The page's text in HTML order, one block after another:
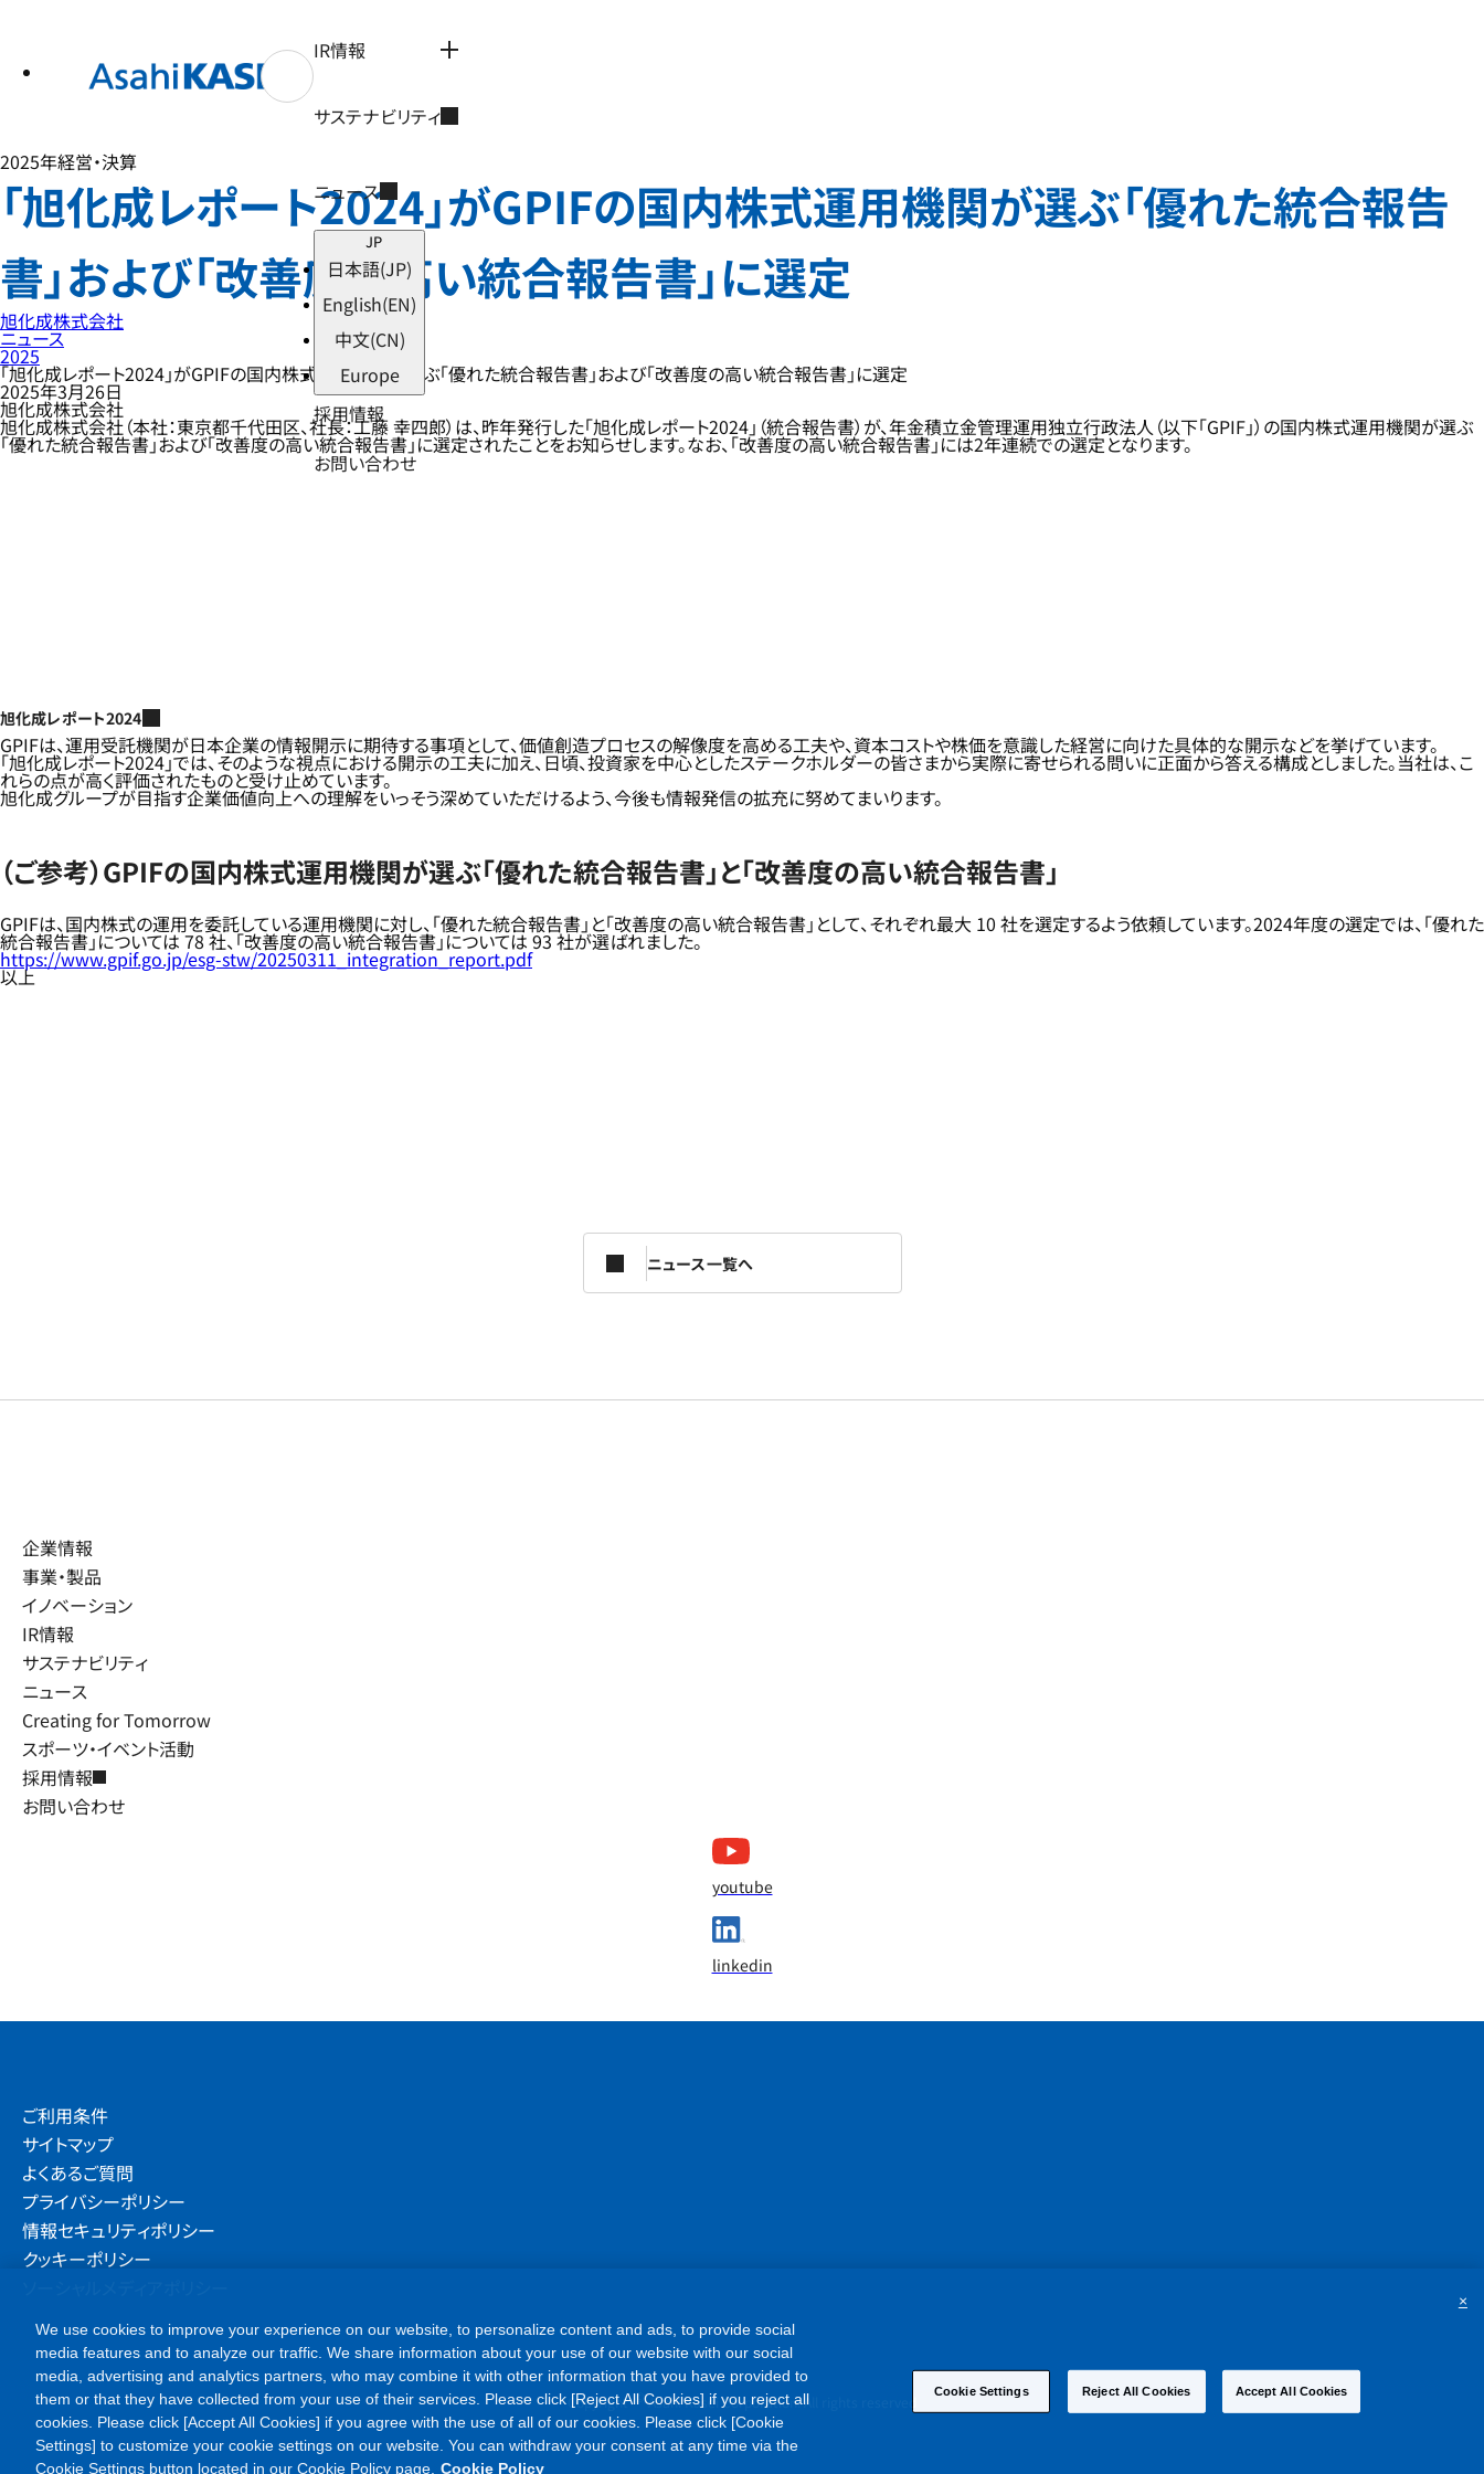
IR情報
サステナビリティ
ニュース
JP
日本語(JP)
English(EN)
中文(CN)
Europe
採用情報
お問い合わせ
2025年経営・決算
「旭化成レポート2024」がGPIFの国内株式運用機関が選ぶ「優れた統合報告
書」および「改善度の高い統合報告書」に選定
旭化成株式会社
ニュース
2025
「旭化成レポート2024」がGPIFの国内株式運用機関が選ぶ「優れた統合報告書」および「改善度の高い統合報告書」に選定
2025年3月26日
旭化成株式会社
旭化成株式会社（本社：東京都千代田区、社長：工藤 幸四郎）は、昨年発行した「旭化成レポート2024」（統合報告書）が、年金積立金管理運用独立行政法人（以下「GPIF」）の国内株式運用機関が選ぶ
「優れた統合報告書」および「改善度の高い統合報告書」に選定されたことをお知らせします。なお、「改善度の高い統合報告書」には2年連続での選定となります。
旭化成レポート2024
GPIFは、運用受託機関が日本企業の情報開示に期待する事項として、価値創造プロセスの解像度を高める工夫や、資本コストや株価を意識した経営に向けた具体的な開示などを挙げています。
「旭化成レポート2024」では、そのような視点における開示の工夫に加え、日頃、投資家を中心としたステークホルダーの皆さまから実際に寄せられる問いに正面から答える構成としました。当社は、こ
れらの点が高く評価されたものと受け止めています。
旭化成グループが目指す企業価値向上への理解をいっそう深めていただけるよう、今後も情報発信の拡充に努めてまいります。
（ご参考）GPIFの国内株式運用機関が選ぶ「優れた統合報告書」と「改善度の高い統合報告書」
GPIFは、国内株式の運用を委託している運用機関に対し、「優れた統合報告書」と「改善度の高い統合報告書」として、それぞれ最大 10 社を選定するよう依頼しています。2024年度の選定では、「優れた
統合報告書」については 78 社、「改善度の高い統合報告書」については 93 社が選ばれました。
https://www.gpif.go.jp/esg-stw/20250311_integration_report.pdf
以上
ニュース一覧へ
企業情報
事業・製品
イノベーション
IR情報
サステナビリティ
ニュース
Creating for Tomorrow
スポーツ・イベント活動
採用情報
お問い合わせ
youtube
linkedin
ご利用条件
サイトマップ
よくあるご質問
プライバシーポリシー
情報セキュリティポリシー
クッキーポリシー
Copyright©Asahi Kasei Corporation. All rights reserved
We use cookies to improve your experience on our website, to personalize content and ads, to provide social
media features and to analyze our traffic. We share information about your use of our website with our social
media, advertising and analytics partners, who may combine it with other information that you have provided to
them or that they have collected from your use of their services. Please click [Reject All Cookies] if you reject all
cookies. Please click [Accept All Cookies] if you agree with the use of all of our cookies. Please click [Cookie
Settings] to customize your cookie settings on our website. You can withdraw your consent at any time via the
Cookie Settings button located in our Cookie Policy page. Cookie Policy
Cookie Settings Reject All Cookies Accept All Cookies
×